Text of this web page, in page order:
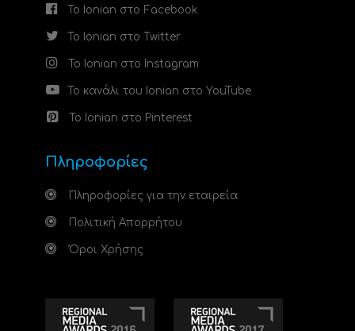
Το Ionian στο Facebook
Το Ionian στο Twitter
Το Ionian στο Instagram
Το κανάλι του Ionian στο YouTube
Το Ionian στο Pinterest
Πληροφορίες
Πληροφορίες για την εταιρεία
Πολιτική Απορρήτου
Όροι Χρήσης